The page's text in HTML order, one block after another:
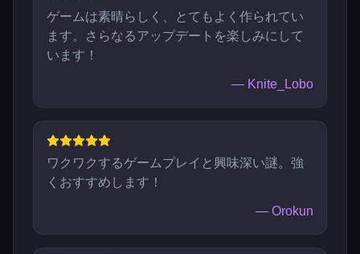
ゲームは素晴らしく、とてもよく作られてい
ます。さらなるアップデートを楽しみにして
います！
— Knite_Lobo
ワクワクするゲームプレイと興味深い謎。強
くおすすめします！
— Orokun